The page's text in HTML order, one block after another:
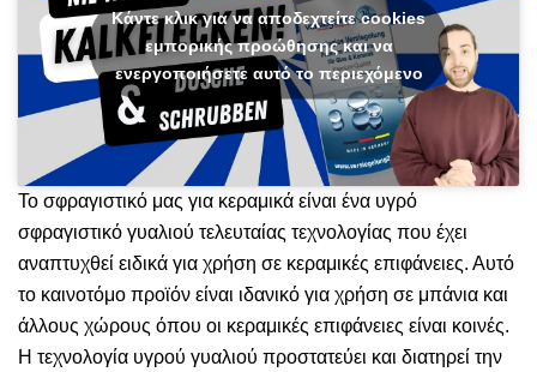
Κάντε κλικ για να αποδεχτείτε cookies
εμπορικής προώθησης και να
ενεργοποιήσετε αυτό το περιεχόμενο
Το σφραγιστικό μας για κεραμικά είναι ένα υγρό
σφραγιστικό γυαλιού τελευταίας τεχνολογίας που έχει
αναπτυχθεί ειδικά για χρήση σε κεραμικές επιφάνειες. Αυτό
το καινοτόμο προϊόν είναι ιδανικό για χρήση σε μπάνια και
άλλους χώρους όπου οι κεραμικές επιφάνειες είναι κοινές.
Η τεχνολογία υγρού γυαλιού προστατεύει και διατηρεί την